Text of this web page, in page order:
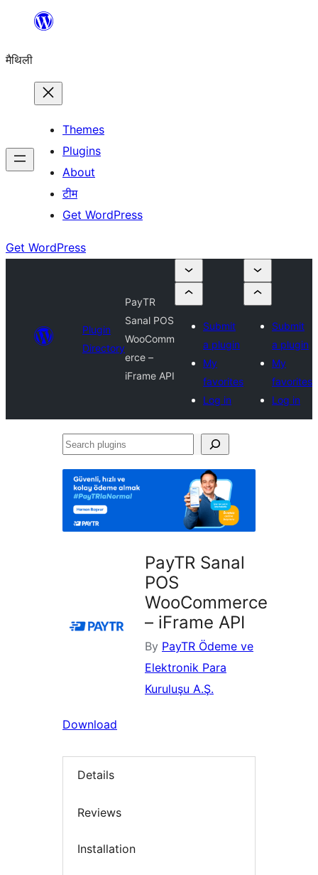
content
मैथिली
Themes
Plugins
About
टीम
Get WordPress
Get WordPress
Plugin
Directory
PayTR
Sanal POS
WooComm
erce –
iFrame API
Submit
a plugin
My
favorites
Log in
Submit
a plugin
My
favorites
Log in
Search
PayTR Sanal
POS
WooCommerce
– iFrame API
By PayTR Ödeme ve
Elektronik Para
Kuruluşu A.Ş.
Download
Details
Reviews
Installation